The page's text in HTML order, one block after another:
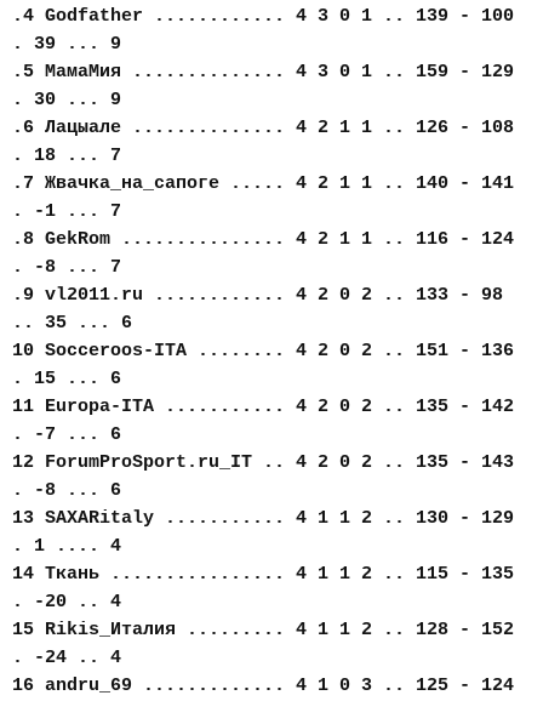
.4 Godfather ............ 4 3 0 1 .. 139 - 100
. 39 ... 9
.5 МамаМия .............. 4 3 0 1 .. 159 - 129
. 30 ... 9
.6 Лацыале .............. 4 2 1 1 .. 126 - 108
. 18 ... 7
.7 Жвачка_на_сапоге ..... 4 2 1 1 .. 140 - 141
. -1 ... 7
.8 GekRom ............... 4 2 1 1 .. 116 - 124
. -8 ... 7
.9 vl2011.ru ............ 4 2 0 2 .. 133 - 98
.. 35 ... 6
10 Socceroos-ITA ........ 4 2 0 2 .. 151 - 136
. 15 ... 6
11 Europa-ITA ........... 4 2 0 2 .. 135 - 142
. -7 ... 6
12 ForumProSport.ru_IT .. 4 2 0 2 .. 135 - 143
. -8 ... 6
13 SAXARitaly ........... 4 1 1 2 .. 130 - 129
. 1 .... 4
14 Ткань ................ 4 1 1 2 .. 115 - 135
. -20 .. 4
15 Rikis_Италия ......... 4 1 1 2 .. 128 - 152
. -24 .. 4
16 andru_69 ............. 4 1 0 3 .. 125 - 124